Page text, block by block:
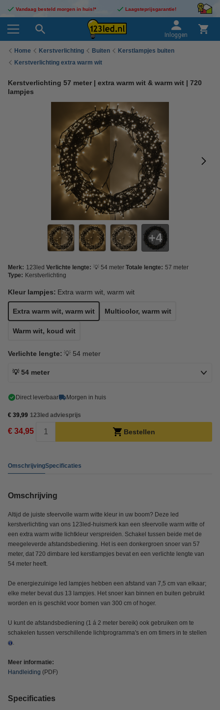
Vandaag besteld morgen in huis!* Laagsteprijsgarantie!
Inloggen
Home Kerstverlichting Buiten
Kerstlampjes buiten
Kerstverlichting extra warm wit
Kerstverlichting 57 meter | extra warm wit & warm wit | 720
lampjes
4
Merk: 123led Verlichte lengte: 💡 54 meter Totale lengte: 57 meter
Type: Kerstverlichting
Kleur lampjes: Extra warm wit, warm wit
Extra warm wit, warm wit Multicolor, warm wit
Warm wit, koud wit
Verlichte lengte: 💡 54 meter
💡 54 meter
Direct leverbaar Morgen in huis
€ 39,99 123led adviesprijs
€ 34,95 Bestellen
OmschrijvingSpecificaties
Omschrijving
Altijd de juiste sfeervolle warm witte kleur in uw boom? Deze led
kerstverlichting van ons 123led-huismerk kan een sfeervolle warm witte of
een extra warm witte lichtkleur verspreiden. Schakel tussen beide met de
meegeleverde afstandsbediening. Het is een donkergroen snoer van 57
meter, dat 720 dimbare led kerstlampjes bevat en een verlichte lengte van
54 meter heeft.
De energiezuinige led lampjes hebben een afstand van 7,5 cm van elkaar;
elke meter bevat dus 13 lampjes. Het snoer kan binnen en buiten gebruikt
worden en is geschikt voor bomen van 300 cm of hoger.
U kunt de afstandsbediening (1 á 2 meter bereik) ook gebruiken om te
schakelen tussen verschillende lichtprogramma's en om timers in te stellen
.
Meer informatie:
Handleiding (PDF)
Specificaties